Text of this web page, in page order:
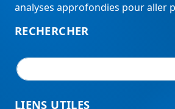
analyses approfondies pour aller
RECHERCHER
LIENS UTILES